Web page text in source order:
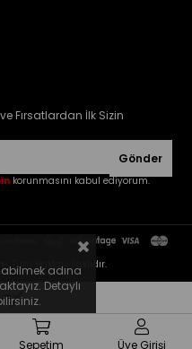
Fırsatlardan İlk Sizin
Gönder
korunmasını kabul ediyorum.
- Tüm Hakları Saklıdır.
adına
Detaylı
Sepetim Üye Girişi